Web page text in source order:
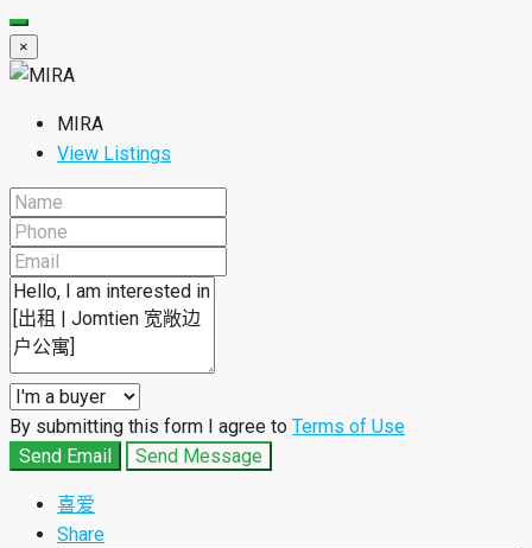
×
MIRA
View Listings
By submitting this form I agree to Terms of Use
Send Email
Send Message
喜爱
Share